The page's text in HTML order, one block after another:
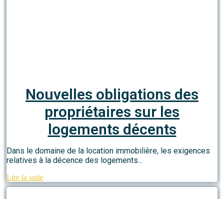
Nouvelles obligations des
propriétaires sur les
logements décents
Dans le domaine de la location immobilière, les exigences
relatives à la décence des logements...
Lire la suite